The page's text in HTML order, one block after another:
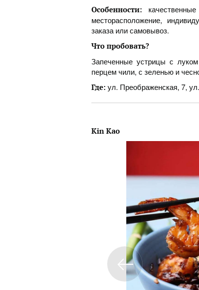
Особенности:
месторасположение,
заказа или самовывоз.
Что пробовать?
Запеченные устрицы с
перцем чили, с зеленью и
Где: ул. Преображенская, 7,
Kin Kao